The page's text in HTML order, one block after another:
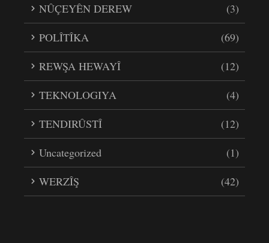
NÛÇEYÊN DEREW
(3)
POLÎTÎKA
(69)
REWŞA HEWAYÎ
(12)
TEKNOLOGIYA
(4)
TENDIRÛSTÎ
(12)
Uncategorized
(1)
WERZÎŞ
(42)